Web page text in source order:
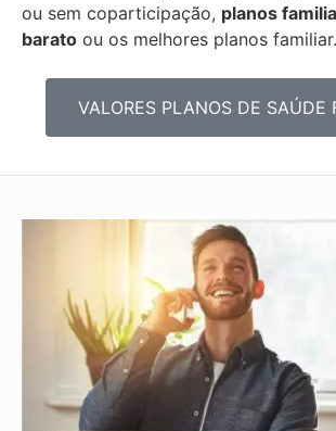
ou sem coparticipação, planos
barato ou os melhores planos familiar.
VALORES PLANOS DE SAÚDE